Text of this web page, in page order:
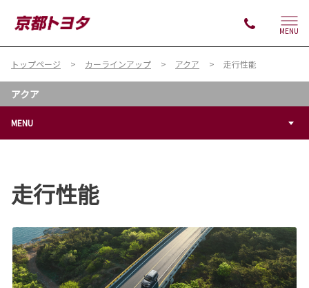
MENU
トップページ カーラインアップ アクア 走行性能
アクア
MENU
走行性能